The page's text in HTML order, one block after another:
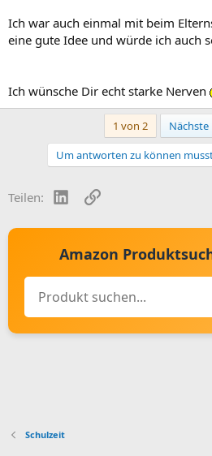
Ich war auch einmal mit beim
eine gute Idee und würde ich auch
Ich wünsche Dir echt starke Nerven
1 von 2 Nächste
Um antworten zu können
Teilen: LinkedInLink
Amazon
Schulzeit